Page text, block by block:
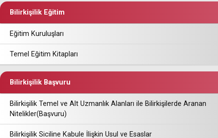
Bilirkişilik Eğitim
Eğitim Kuruluşları
Temel Eğitim Kitapları
Bilirkişilik Başvuru
Bilirkişilik Temel ve Alt Uzmanlık Alanları ile Bilirkişilerde Aranan
Nitelikler(Başvuru)
Bilirkişilik Siciline Kabule İlişkin Usul ve Esaslar